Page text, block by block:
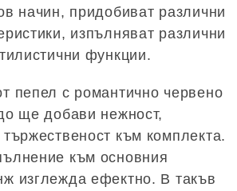
начин, придобиват различни
изпълняват различни
функции.
пепел с романтично червено
ще добави нежност,
към комплекта.
към основния
изглежда ефектно. В такъв